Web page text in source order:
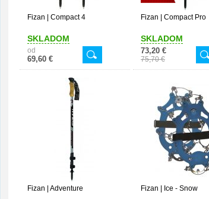
Fizan | Compact 4
SKLADOM
od
69,60 €
Fizan | Compact Pro
SKLADOM
73,20 €
75,70 €
Fizan | Adventure Fizan | Ice - Snow